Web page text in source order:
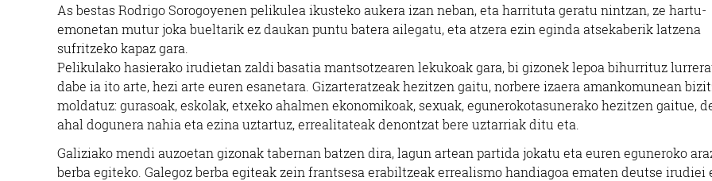
As bestas Rodrigo Sorogoyenen pelikulea ikusteko aukera izan neban, eta harrituta geratu nintzan, ze hartu-
emonetan mutur joka bueltarik ez daukan puntu batera ailegatu, eta atzera ezin eginda atsekaberik latzena
sufritzeko kapaz gara.
Pelikulako hasierako irudietan zaldi basatia mantsotzearen lekukoak gara, bi gizonek lepoa bihurrituz
dabe ia ito arte, hezi arte euren esanetara. Gizarteratzeak hezitzen gaitu, norbere izaera amankomunean
moldatuz: gurasoak, eskolak, etxeko ahalmen ekonomikoak, sexuak, egunerokotasunerako hezitzen gaitue,
ahal dogunera nahia eta ezina uztartuz, errealitateak denontzat bere uztarriak ditu eta.
Galiziako mendi auzoetan gizonak tabernan batzen dira, lagun artean partida jokatu eta euren eguneroko
berba egiteko. Galegoz berba egiteak zein frantsesa erabiltzeak errealismo handiagoa ematen deutse irudiei